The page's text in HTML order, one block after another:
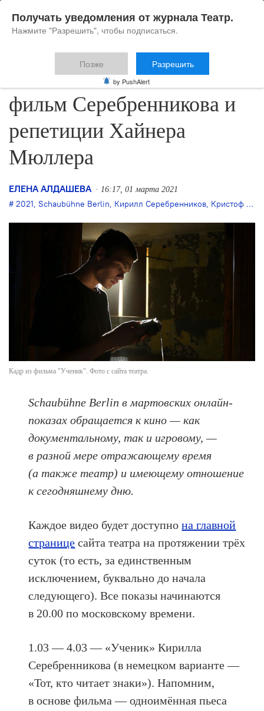
Schaubühne покажет
фильм Серебренникова и
репетиции Хайнера
Мюллера
ЕЛЕНА АЛДАШЕВА 16:17, 01 марта 2021
2021, Schaubühne Berlin, Кирилл Серебренников, Кристоф Рютер
Кадр из фильма "Ученик". Фото с сайта театра.
Schaubühne Berlin в мартовских онлайн-
показах обращается к кино — как
документальному, так и игровому, —
в разной мере отражающему время
(а также театр) и имеющему отношение
к сегодняшнему дню.
Каждое видео будет доступнона главной
странице сайта театра на протяжении трёх
суток (то есть, за единственным
исключением, буквально до начала
следующего). Все показы начинаются
в 20.00 по московскому времени.
1.03 — 4.03 — «Ученик» Кирилла
Серебренникова (в немецком варианте —
«Тот, кто читает знаки»). Напомним,
в основе фильма — одноимённая пьеса
Получать уведомления от журнала Театр.
Нажмите "Разрешить", чтобы подписаться.
Позже Разрешить
by PushAlert